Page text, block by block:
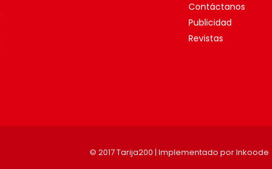
Contáctanos
Publicidad
Revistas
© 2017 Tarija200 | Implementado porInkoode